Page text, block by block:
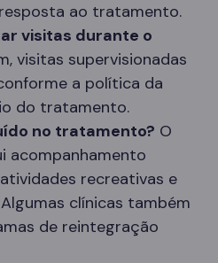
ao tratamento.
visitas durante o
visitas supervisionadas
a política da
do tratamento.
no tratamento? O
acompanhamento
recreativas e
clínicas também
de reintegração